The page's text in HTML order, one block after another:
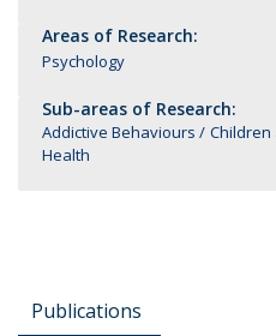
Areas of Research:
Psychology
Sub-areas of Research:
Addictive Behaviours Children
Health
Publications